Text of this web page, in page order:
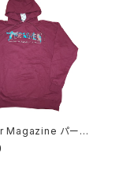
パーカ